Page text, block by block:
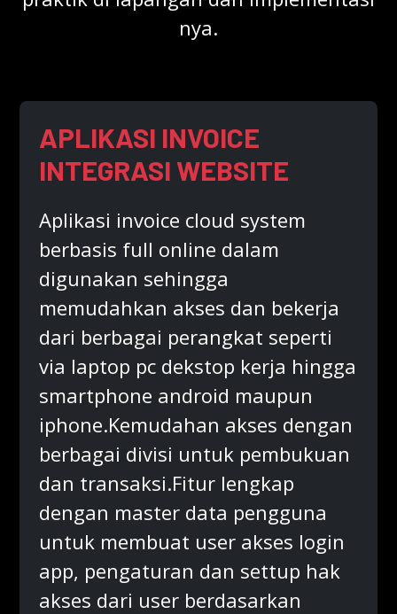
nya.
APLIKASI INVOICE
INTEGRASI WEBSITE
Aplikasi invoice cloud system
berbasis full online dalam
digunakan sehingga
memudahkan akses dan bekerja
dari berbagai perangkat seperti
via laptop pc dekstop kerja hingga
smartphone android maupun
iphone.Kemudahan akses dengan
berbagai divisi untuk pembukuan
dan transaksi.Fitur lengkap
dengan master data pengguna
untuk membuat user akses login
app, pengaturan dan settup hak
akses dari user berdasarkan